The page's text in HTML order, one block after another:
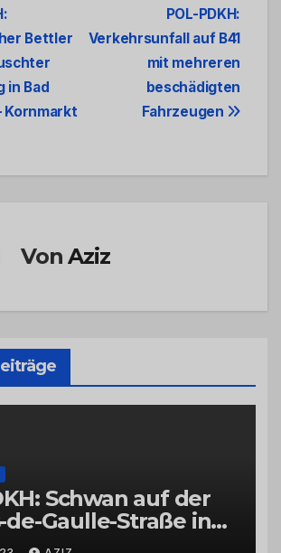
POL-PDKH:
Verkehrsunfall auf B41
mit mehreren
beschädigten
Fahrzeugen
Bettler
in Bad
Kornmarkt
VonAziz
Schwan auf der
de-Gaulle-Straße in
beeinflusst